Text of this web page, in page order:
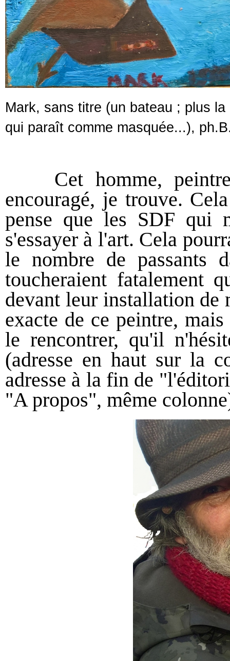
Mark, sans titre (un bateau ; plus
qui paraît comme masquée...),
Cet homme, peintre
encouragé, je trouve.
pense que les SDF qui
s'essayer à l'art. Cela
le nombre de passants
toucheraient fatalement
devant leur installation de
exacte de ce peintre,
le rencontrer, qu'il
(adresse en haut sur la
adresse à la fin de
"A propos", même